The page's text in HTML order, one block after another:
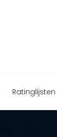
Ratinglijsten